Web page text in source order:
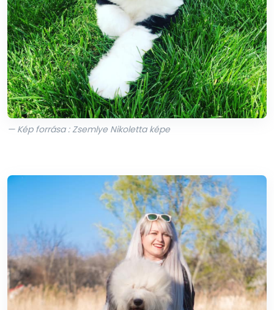
— Kép forrása : Zsemlye Nikoletta képe